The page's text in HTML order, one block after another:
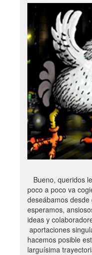
Bueno, queridos
poco a poco va
deseábamos
esperamos,
ideas y
aportaciones
hacemos posible
larguísima